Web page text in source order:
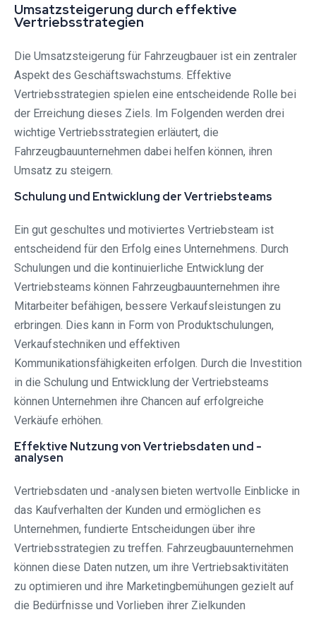
Umsatzsteigerung durch effektive
Vertriebsstrategien
Die Umsatzsteigerung für Fahrzeugbauer ist ein zentraler
Aspekt des Geschäftswachstums. Effektive
Vertriebsstrategien spielen eine entscheidende Rolle bei
der Erreichung dieses Ziels. Im Folgenden werden drei
wichtige Vertriebsstrategien erläutert, die
Fahrzeugbauunternehmen dabei helfen können, ihren
Umsatz zu steigern.
Schulung und Entwicklung der Vertriebsteams
Ein gut geschultes und motiviertes Vertriebsteam ist
entscheidend für den Erfolg eines Unternehmens. Durch
Schulungen und die kontinuierliche Entwicklung der
Vertriebsteams können Fahrzeugbauunternehmen ihre
Mitarbeiter befähigen, bessere Verkaufsleistungen zu
erbringen. Dies kann in Form von Produktschulungen,
Verkaufstechniken und effektiven
Kommunikationsfähigkeiten erfolgen. Durch die Investition
in die Schulung und Entwicklung der Vertriebsteams
können Unternehmen ihre Chancen auf erfolgreiche
Verkäufe erhöhen.
Effektive Nutzung von Vertriebsdaten und -
analysen
Vertriebsdaten und -analysen bieten wertvolle Einblicke in
das Kaufverhalten der Kunden und ermöglichen es
Unternehmen, fundierte Entscheidungen über ihre
Vertriebsstrategien zu treffen. Fahrzeugbauunternehmen
können diese Daten nutzen, um ihre Vertriebsaktivitäten
zu optimieren und ihre Marketingbemühungen gezielt auf
die Bedürfnisse und Vorlieben ihrer Zielkunden